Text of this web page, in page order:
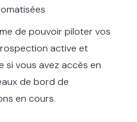
de pouvoir piloter vos
active et
si vous avez accès en
de bord de
en cours.